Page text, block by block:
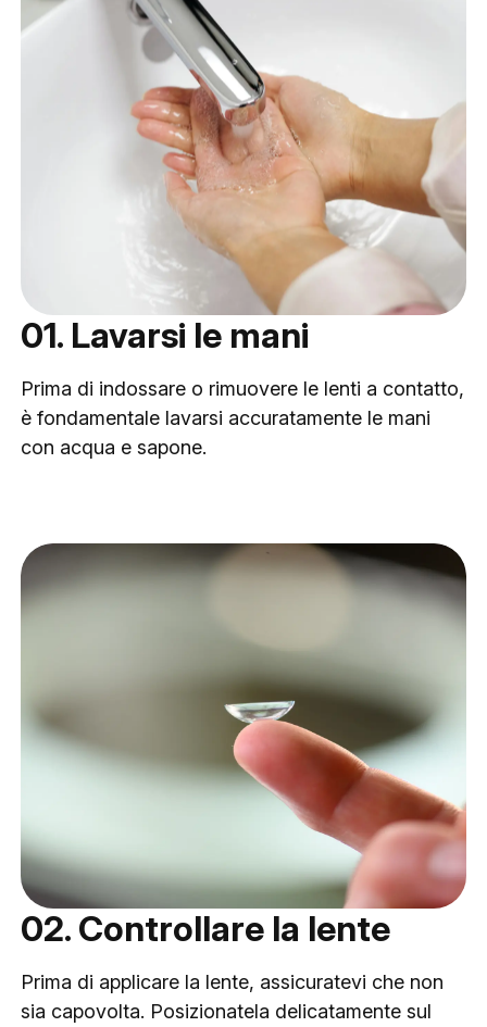
01. Lavarsi le mani
Prima di indossare o rimuovere le lenti a contatto,
è fondamentale lavarsi accuratamente le mani
con acqua e sapone.
02. Controllare la lente
Prima di applicare la lente, assicuratevi che non
sia capovolta. Posizionatela delicatamente sul